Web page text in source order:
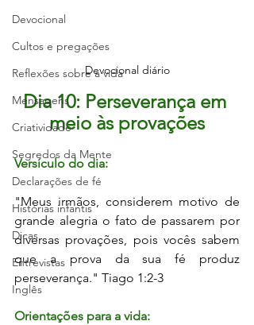
Devocional
Cultos e pregações
Reflexões sobre a vida
Mensagens
Criatividade
Segredos da Mente
Declarações de fé
Histórias infantis
Dicas
Entrevistas
Inglês
Devocional diário
Dia 10: Perseverança em
meio às provações
Versículo do dia:
"Meus irmãos, considerem motivo de
grande alegria o fato de passarem por
diversas provações, pois vocês sabem
que a prova da sua fé produz
perseverança." Tiago 1:2-3
Orientações para a vida: